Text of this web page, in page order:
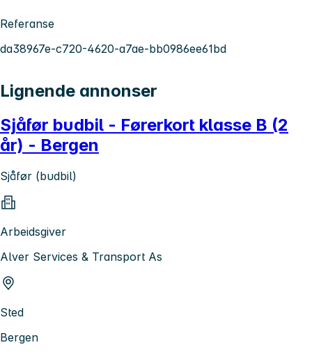
Referanse
da38967e-c720-4620-a7ae-bb0986ee61bd
Lignende annonser
Sjåfør budbil - Førerkort klasse B (2
år) - Bergen
Sjåfør (budbil)
Arbeidsgiver
Alver Services & Transport As
Sted
Bergen